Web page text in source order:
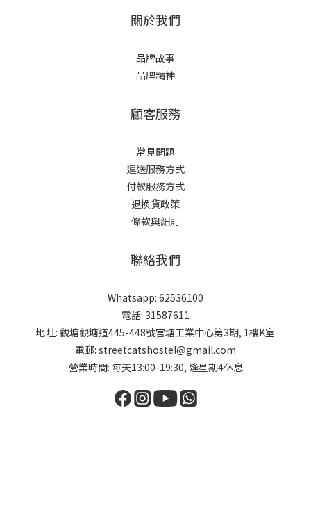
關於我們
品牌故事
品牌精神
顧客服務
常見問題
運送服務方式
付款服務方式
退換貨政策
條款與細則
聯絡我們
Whatsapp: 62536100
電話: 31587611
地址: 觀塘觀塘道445-448號官塘工業中心第3期, 1樓K室
電郵: streetcatshostel@gmail.com
營業時間: 每天13:00-19:30, 逢星期4休息